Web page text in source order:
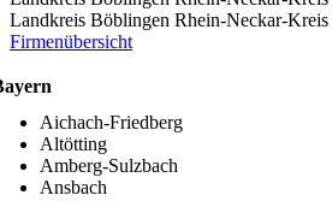
Landkreis Böblingen Rhein-Neckar-Kreis
Firmenübersicht
Aichach-Friedberg
Altötting
Amberg-Sulzbach
Ansbach